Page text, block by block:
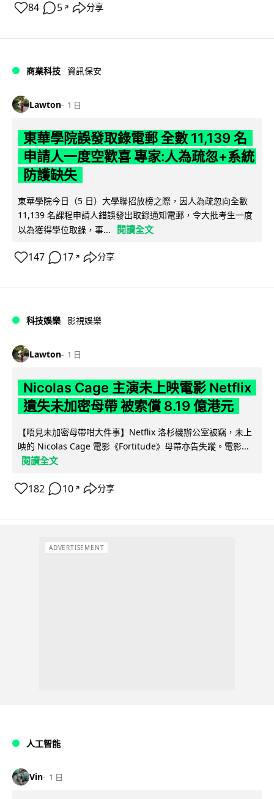
84 5 ↗ 分享
商業科技 資訊保安
Lawton 1 日
東華學院誤發取錄電郵 全數 11,139 名
申請人一度空歡喜 專家:人為疏忽+系統
防護缺失
東華學院今日（5 日）大學聯招放榜之際，因人為疏忽向全數
11,139 名課程申請人錯誤發出取錄通知電郵，令大批考生一度
以為獲得學位取錄，事...
閱讀全文
147 17 ↗ 分享
科技娛樂 影視娛樂
Lawton 1 日
Nicolas Cage 主演未上映電影 Netflix
遺失未加密母帶 被索償 8.19 億港元
【唔見未加密母帶咁大件事】Netflix 洛杉磯辦公室被竊，未上
映的 Nicolas Cage 電影《Fortitude》母帶亦告失蹤。電影...
閱讀全文
182 10 ↗ 分享
ADVERTISEMENT
人工智能
Vin 1 日